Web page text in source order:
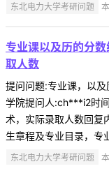
东北电力大学考研问题
专业课以及历的分
取人数
提问问题:专业课，以
学院提问人:ch***i2时
术，实际录取人数回复
生章程及专业目录，专
东北电力大学考研问题